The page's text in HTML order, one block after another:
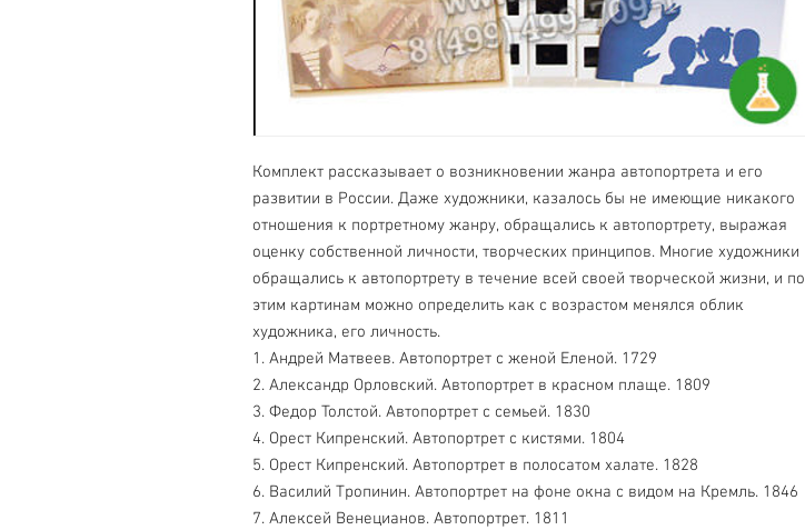
Комплект рассказывает о возникновении жанра автопортрета и его
развитии в России. Даже художники, казалось бы не имеющие никакого
отношения к портретному жанру, обращались к автопортрету, выражая
оценку собственной личности, творческих принципов. Многие художники
обращались к автопортрету в течение всей своей творческой жизни, и по
этим картинам можно определить как с возрастом менялся облик
художника, его личность.
1. Андрей Матвеев. Автопортрет с женой Еленой. 1729
2. Александр Орловский. Автопортрет в красном плаще. 1809
3. Федор Толстой. Автопортрет с семьей. 1830
4. Орест Кипренский. Автопортрет с кистями. 1804
5. Орест Кипренский. Автопортрет в полосатом халате. 1828
6. Василий Тропинин. Автопортрет на фоне окна с видом на Кремль. 1846
7. Алексей Венецианов. Автопортрет. 1811